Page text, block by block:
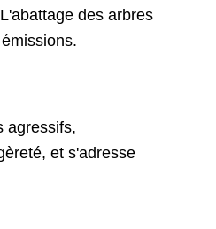
des arbres
agressifs,
et s'adresse